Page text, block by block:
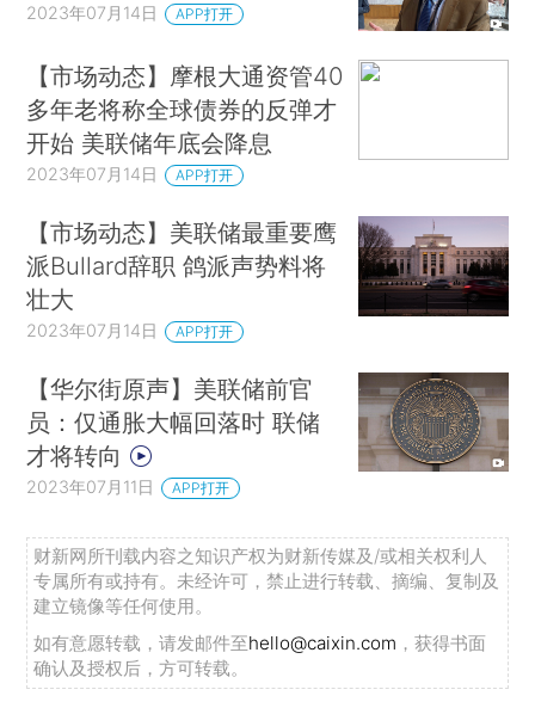
2023年07月14日 APP打开
【市场动态】摩根大通资管40
多年老将称全球债券的反弹才
开始 美联储年底会降息
2023年07月14日 APP打开
【市场动态】美联储最重要鹰
派Bullard辞职 鸽派声势料将
壮大
2023年07月14日 APP打开
【华尔街原声】美联储前官
员：仅通胀大幅回落时 联储
才将转向
2023年07月11日 APP打开
财新网所刊载内容之知识产权为财新传媒及/或相关权利人
专属所有或持有。未经许可，禁止进行转载、摘编、复制及
建立镜像等任何使用。
如有意愿转载，请发邮件至hello@caixin.com ，获得书面
确认及授权后，方可转载。